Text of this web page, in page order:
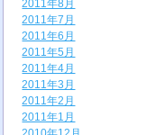
2011年8月
2011年7月
2011年6月
2011年5月
2011年4月
2011年3月
2011年2月
2011年1月